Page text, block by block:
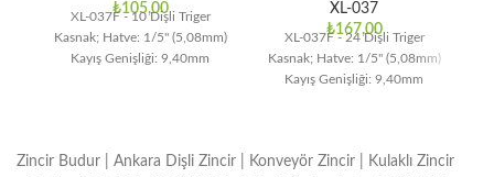
₺105,00
XL-037F - 10 Dişli Triger
Kasnak; Hatve: 1/5" (5,08mm)
Kayış Genişliği: 9,40mm
XL-037
₺167,00
XL-037F - 24 Dişli Triger
Kasnak; Hatve: 1/5" (5,08mm)
Kayış Genişliği: 9,40mm
Zincir Budur | Ankara Dişli Zincir | Konveyör Zincir | Kulaklı Zincir